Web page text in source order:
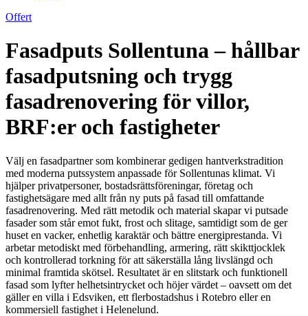
Offert
Fasadputs Sollentuna – hållbar
fasadputsning och trygg
fasadrenovering för villor,
BRF:er och fastigheter
Välj en fasadpartner som kombinerar gedigen hantverkstradition
med moderna putssystem anpassade för Sollentunas klimat. Vi
hjälper privatpersoner, bostadsrättsföreningar, företag och
fastighetsägare med allt från ny puts på fasad till omfattande
fasadrenovering. Med rätt metodik och material skapar vi putsade
fasader som står emot fukt, frost och slitage, samtidigt som de ger
huset en vacker, enhetlig karaktär och bättre energiprestanda. Vi
arbetar metodiskt med förbehandling, armering, rätt skikttjocklek
och kontrollerad torkning för att säkerställa lång livslängd och
minimal framtida skötsel. Resultatet är en slitstark och funktionell
fasad som lyfter helhetsintrycket och höjer värdet – oavsett om det
gäller en villa i Edsviken, ett flerbostadshus i Rotebro eller en
kommersiell fastighet i Helenelund.